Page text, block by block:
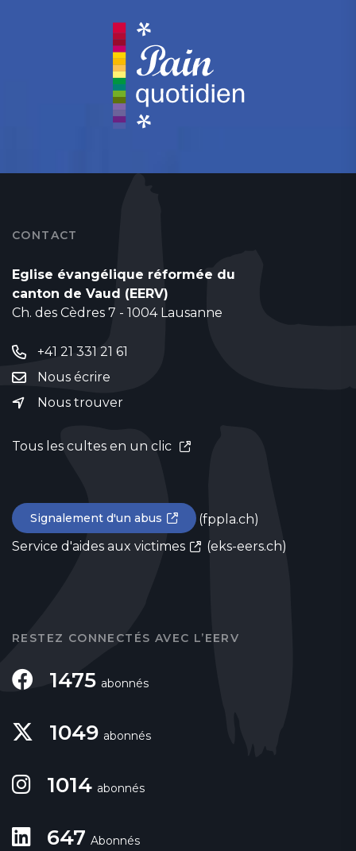
CONTACT
Eglise évangélique réformée du
canton de Vaud (EERV)
Ch. des Cèdres 7 - 1004 Lausanne
+41 21 331 21 61
Nous écrire
Nous trouver
Tous les cultes en un clic
Signalement d'un abus
(fppla.ch)
Service d'aides aux victimes
(eks-eers.ch)
RESTEZ CONNECTÉS AVEC L’EERV
1475 abonnés
1049 abonnés
1014 abonnés
647 Abonnés